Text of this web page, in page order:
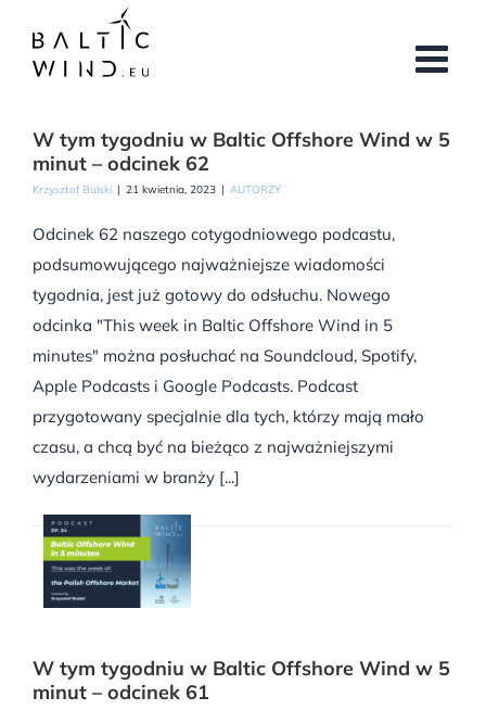
zawartości
W tym tygodniu w Baltic Offshore Wind w 5
minut – odcinek 62
Krzysztof Bulski | 21 kwietnia, 2023 | AUTORZY
Odcinek 62 naszego cotygodniowego podcastu,
podsumowującego najważniejsze wiadomości
tygodnia, jest już gotowy do odsłuchu. Nowego
odcinka "This week in Baltic Offshore Wind in 5
minutes" można posłuchać na Soundcloud, Spotify,
Apple Podcasts i Google Podcasts. Podcast
przygotowany specjalnie dla tych, którzy mają mało
czasu, a chcą być na bieżąco z najważniejszymi
wydarzeniami w branży [...]
W tym tygodniu w Baltic Offshore Wind w 5
minut – odcinek 61